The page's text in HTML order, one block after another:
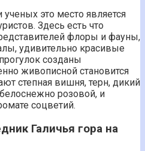
это место является
Здесь есть что
флоры и фауны,
удивительно красивые
созданы
живописной становится
степная вишня, терн, дикий
розовой, и
соцветий.
Галичья гора на